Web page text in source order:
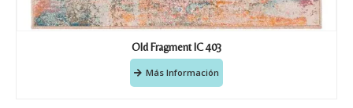
Old Fragment IC 403
Más Información